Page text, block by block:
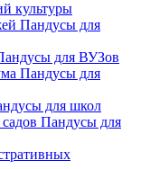
культуры
Пандусы для
для ВУЗов
Пандусы для
для школ
Пандусы для